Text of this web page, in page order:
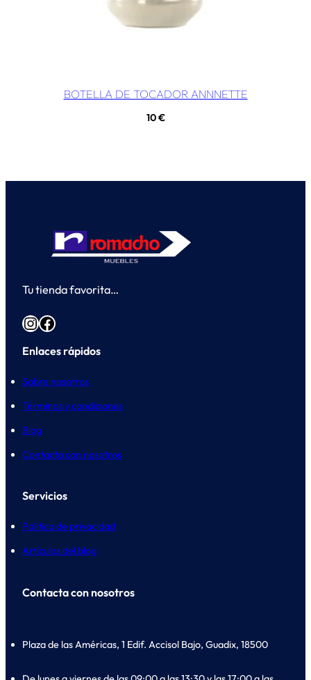
BOTELLA DE TOCADOR ANNNETTE
10€
Tu tienda favorita…
InstagramFacebook
Enlaces rápidos
Sobre nosotros
Términos y condiciones
Blog
Contacta con nosotros
Servicios
Política de privacidad
Artículos del blog
Contacta con nosotros
Plaza de las Américas, 1 Edif. Accisol Bajo, Guadix, 18500